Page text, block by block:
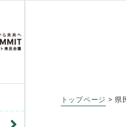
トップページ > 県